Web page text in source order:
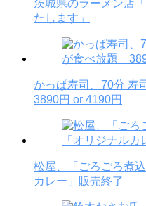
茨城県のラーメン店
たします」
かっぱ寿司、70分 寿
3890円 or 4190円
松屋、「ごろごろ煮
カレー」販売終了